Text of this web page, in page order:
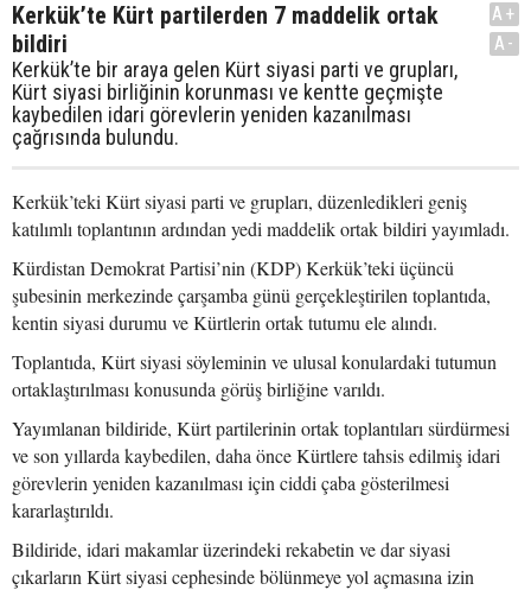
Kerkük’te Kürt partilerden 7 maddelik ortak
bildiri
Kerkük’te bir araya gelen Kürt siyasi parti ve grupları,
Kürt siyasi birliğinin korunması ve kentte geçmişte
kaybedilen idari görevlerin yeniden kazanılması
çağrısında bulundu.
A+
A-
Kerkük’teki Kürt siyasi parti ve grupları, düzenledikleri geniş
katılımlı toplantının ardından yedi maddelik ortak bildiri yayımladı.
Kürdistan Demokrat Partisi’nin (KDP) Kerkük’teki üçüncü
şubesinin merkezinde çarşamba günü gerçekleştirilen toplantıda,
kentin siyasi durumu ve Kürtlerin ortak tutumu ele alındı.
Toplantıda, Kürt siyasi söyleminin ve ulusal konulardaki tutumun
ortaklaştırılması konusunda görüş birliğine varıldı.
Yayımlanan bildiride, Kürt partilerinin ortak toplantıları sürdürmesi
ve son yıllarda kaybedilen, daha önce Kürtlere tahsis edilmiş idari
görevlerin yeniden kazanılması için ciddi çaba gösterilmesi
kararlaştırıldı.
Bildiride, idari makamlar üzerindeki rekabetin ve dar siyasi
çıkarların Kürt siyasi cephesinde bölünmeye yol açmasına izin